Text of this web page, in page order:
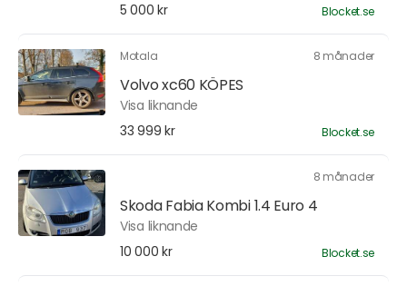
5 000 kr
Blocket.se
Motala 8 månader
Volvo xc60 KÖPES
Visa liknande
33 999 kr
Blocket.se
8 månader
Skoda Fabia Kombi 1.4 Euro 4
Visa liknande
10 000 kr
Blocket.se